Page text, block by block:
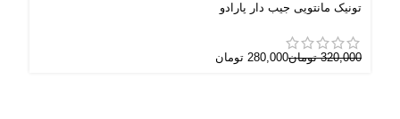
تونیک مانتویی جیب دار پارادو
320,000 تومان280,000 تومان